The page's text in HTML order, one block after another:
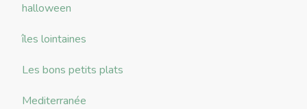
halloween
îles lointaines
Les bons petits plats
Mediterranée